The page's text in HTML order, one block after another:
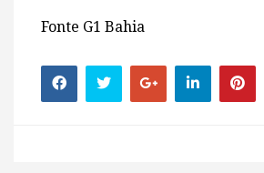
Fonte G1 Bahia